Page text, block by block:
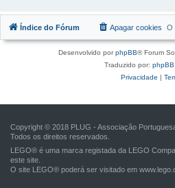
Índice do Fórum O
Apagar cookies
Desenvolvido porphpBB® Forum
Traduzido por:
Privacidade |
Copyright © 2018 PLUG - Associação
Todos os direitos reservados.
LEGO® é uma marca registada da LEGO
este site.
O site LEGO® poderá ser visitado em